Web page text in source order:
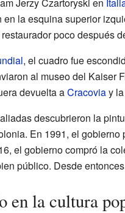
la esquina superior
poco después
, el cuadro fue
al museo del Kaiser
devuelta aCracoviay la
descubrieron la
En 1991, el
el gobierno compró la
público. Desde
en la cultura